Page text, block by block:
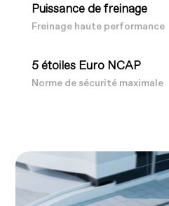
Puissance de freinage
Freinage haute performance
5 étoiles Euro NCAP
Norme de sécurité maximale